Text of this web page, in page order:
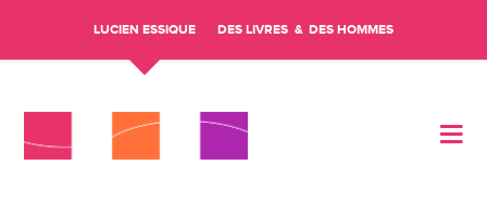
LUCIEN ESSIQUE DES LIVRES DES HOMMES